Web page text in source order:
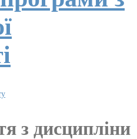
з дисципліни